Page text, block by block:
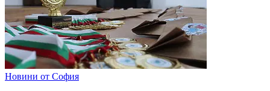
Новини от София